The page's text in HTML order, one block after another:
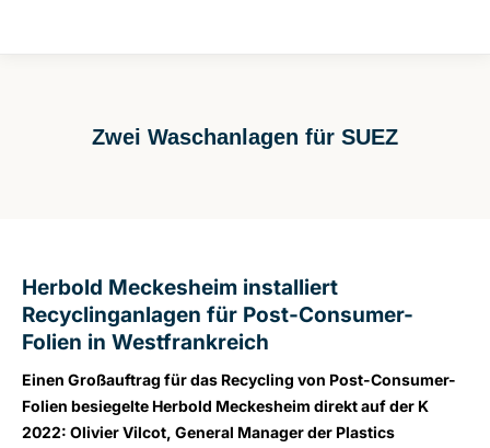
Zwei Waschanlagen für SUEZ
Herbold Meckesheim installiert
Recyclinganlagen für Post-Consumer-
Folien in Westfrankreich
Einen Großauftrag für das Recycling von Post-Consumer-
Folien besiegelte Herbold Meckesheim direkt auf der K
2022: Olivier Vilcot, General Manager der Plastics